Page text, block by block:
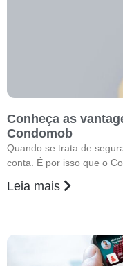
Conheça as
Condomob
Quando se trata de
conta. É por isso que o
Leia mais